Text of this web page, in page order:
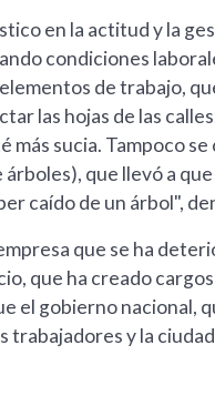
en la actitud y la
condiciones
de trabajo,
las hojas de las
más sucia. Tampoco
que llevó a
caído de un árbol",
que se ha
que ha creado
el gobierno nacional,
trabajadores y la